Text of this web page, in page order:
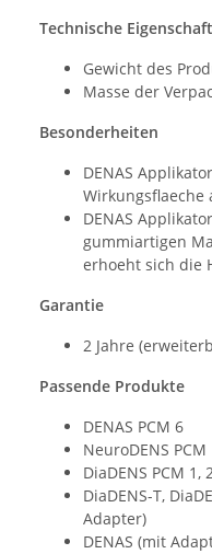
Technische
Gewicht des
Masse der
Besonderheiten
DENAS
Wirkungsflaeche
DENAS
gummiartigen
erhoeht sich die
Garantie
2 Jahre
Passende Produkte
DENAS PCM 6
NeuroDENS PCM
DiaDENS PCM
DiaDENS-T,
Adapter)
DENAS (mit